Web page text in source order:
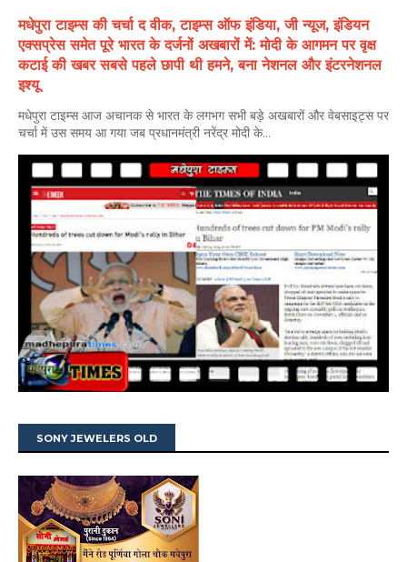
मधेपुरा टाइम्स की चर्चा द वीक, टाइम्स ऑफ इंडिया, जी न्यूज, इंडियन
एक्सप्रेस समेत पूरे भारत के दर्जनों अखबारों में: मोदी के आगमन पर वृक्ष
कटाई की खबर सबसे पहले छापी थी हमने, बना नेशनल और इंटरनेशनल
इश्यू
मधेपुरा टाइम्स आज अचानक से भारत के लगभग सभी बड़े अखबारों और वेबसाइट्स पर
चर्चा में उस समय आ गया जब प्रधानमंत्री नरेंद्र मोदी के...
SONY JEWELERS OLD